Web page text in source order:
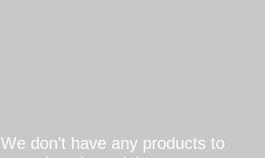
We don’t have any products to